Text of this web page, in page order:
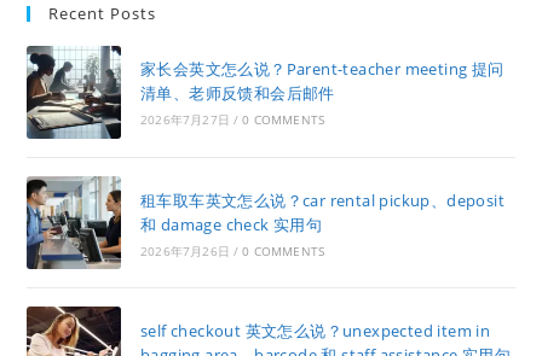
Recent Posts
家长会英文怎么说？Parent-teacher meeting 提问
清单、老师反馈和会后邮件
2026年7月27日 / 0 COMMENTS
租车取车英文怎么说？car rental pickup、deposit
和 damage check 实用句
2026年7月26日 / 0 COMMENTS
self checkout 英文怎么说？unexpected item in